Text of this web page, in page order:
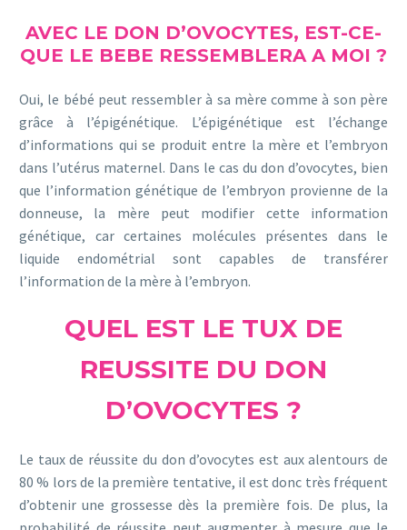
AVEC LE DON D’OVOCYTES, EST-CE-
QUE LE BEBE RESSEMBLERA A MOI ?
Oui, le bébé peut ressembler à sa mère comme à son père
grâce à l’épigénétique. L’épigénétique est l’échange
d’informations qui se produit entre la mère et l’embryon
dans l’utérus maternel. Dans le cas du don d’ovocytes, bien
que l’information génétique de l’embryon provienne de la
donneuse, la mère peut modifier cette information
génétique, car certaines molécules présentes dans le
liquide endométrial sont capables de transférer
l’information de la mère à l’embryon.
QUEL EST LE TUX DE
REUSSITE DU DON
D’OVOCYTES ?
Le taux de réussite du don d’ovocytes est aux alentours de
80 % lors de la première tentative, il est donc très fréquent
d’obtenir une grossesse dès la première fois. De plus, la